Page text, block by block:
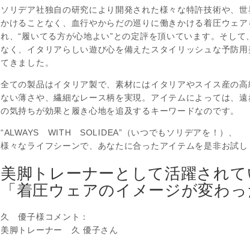
ソリデア社独自の研究により開発された様々な特許技術や、
かけることなく、血行やからだの巡りに働きかける着圧ウェ
れ、“履いてる方が心地よい”との定評を頂いています。そし
なく、イタリアらしい遊び心を備えたスタイリッシュな予防
てきました。
全ての製品はイタリア製で、素材にはイタリアやスイス産の
ない薄さや、繊細なレース柄を実現。アイテムによっては、
の気持ちが効果と履き心地を追及するキーワードなのです。
“ALWAYS WITH SOLIDEA”（いつでもソリデアを！）、
様々なライフシーンで、あなたに合ったアイテムを是非お試し
美脚トレーナーとして活躍され
「着圧ウェアのイメージが変わ
久 優子様コメント：
美脚トレーナー 久 優子さん